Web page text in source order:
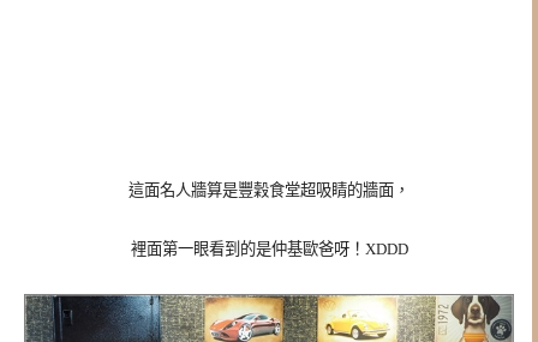
這面名人牆算是豐穀食堂超吸睛的牆面，
裡面第一眼看到的是仲基歐爸呀！XDDD